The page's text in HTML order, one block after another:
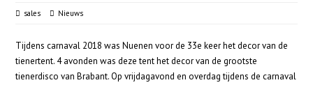
sales Nieuws
Tijdens carnaval 2018 was Nuenen voor de 33e keer het decor van de
tienertent. 4 avonden was deze tent het decor van de grootste
tienerdisco van Brabant. Op vrijdagavond en overdag tijdens de carnaval